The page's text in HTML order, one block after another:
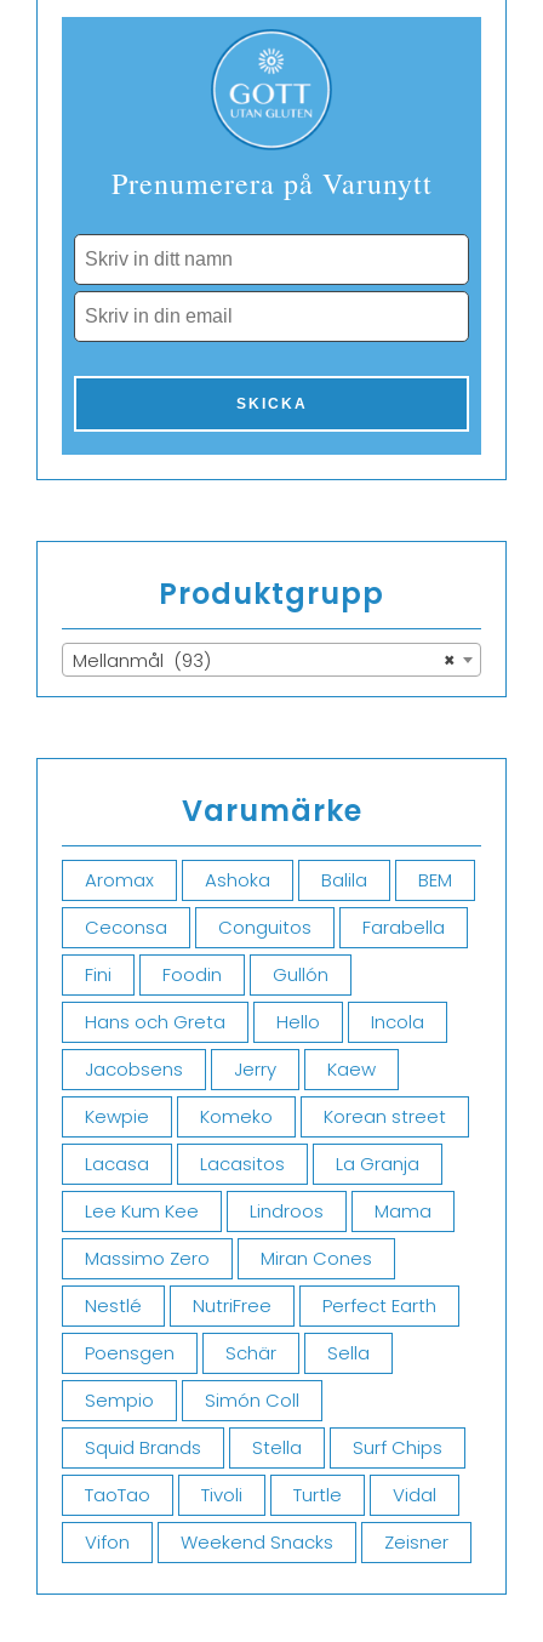
Prenumerera på Varunytt
Produktgrupp
×
Mellanmål (93)
Varumärke
Aromax Ashoka Balila
BEM
Ceconsa
Conguitos
Farabella
Fini
Foodin
Gullón
Hans och Greta
Hello
Incola
Jacobsens
Jerry
Kaew
Kewpie
Komeko
Korean street
Lacasa
Lacasitos
La Granja
Lee Kum Kee
Lindroos
Mama
Massimo Zero
Miran Cones
Nestlé
NutriFree
Perfect Earth
Poensgen
Schär
Sella
Sempio
Simón Coll
Squid Brands
Stella
Surf Chips
TaoTao
Tivoli Turtle
Vidal
Vifon
Weekend Snacks Zeisner